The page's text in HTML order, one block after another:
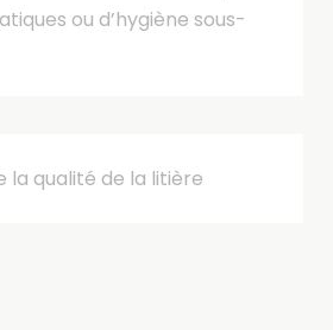
ou d’hygiène sous-
la qualité de la litière